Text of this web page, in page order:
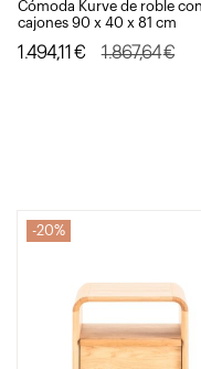
Cómoda Kurve de roble
cajones 90 x 40 x 81 cm
1.867,64€
El
1.494,11 €
El
20%